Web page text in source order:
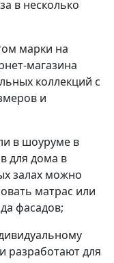
в несколько
марки на
магазина
коллекций с
и
в шоуруме в
для дома в
залах можно
матрас или
фасадов;
разработают для